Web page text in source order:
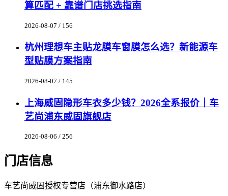
算匹配 + 靠谱门店挑选指南
2026-08-07 / 156
杭州理想车主贴龙膜车窗膜怎么选？新能源车
型贴膜方案指南
2026-08-07 / 145
上海威固隐形车衣多少钱？2026全系报价｜车
艺尚浦东威固旗舰店
2026-08-06 / 256
门店信息
车艺尚威固授权专营店（浦东御水路店）